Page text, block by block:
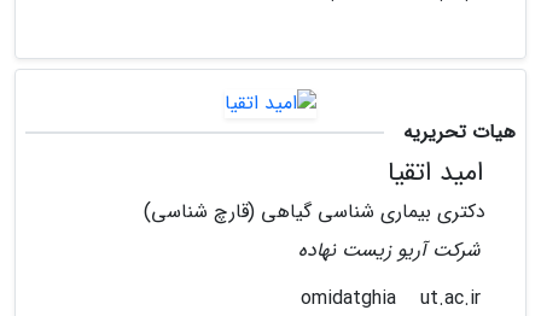
هیات تحریریه
امید اتقیا
دکتری بیماری شناسی گیاهی (قارچ شناسی)
شرکت آریو زیست نهاده
ut.ac.ir